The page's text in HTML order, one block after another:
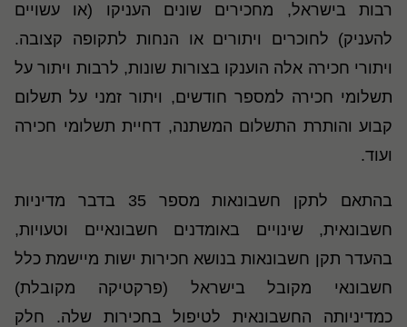
רבות בישראל, מחכירים שונים העניקו (או עשויים
להעניק) לחוכרים ויתורים או הנחות לתקופה קצובה.
ויתורי חכירה אלה הוענקו בצורות שונות, לרבות ויתור על
תשלומי חכירה למספר חודשים, ויתור זמני על תשלום
קבוע והותרת התשלום המשתנה, דחיית תשלומי חכירה
ועוד.
בהתאם לתקן חשבונאות מספר 35 בדבר מדיניות
חשבונאית, שינויים באומדנים חשבונאיים וטעויות,
בהעדר תקן חשבונאות בנושא חכירות ישות מיישמת כלל
חשבונאי מקובל בישראל (פרקטיקה מקובלת)
כמדיניותה החשבונאית לטיפול בחכירות שלה. חלק